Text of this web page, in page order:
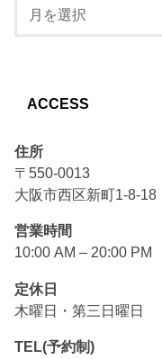
ACCESS
住所
〒550-0013
大阪市西区新町1-8-18
営業時間
10:00 AM – 20:00 PM
定休日
木曜日・第三日曜日
TEL(予約制)